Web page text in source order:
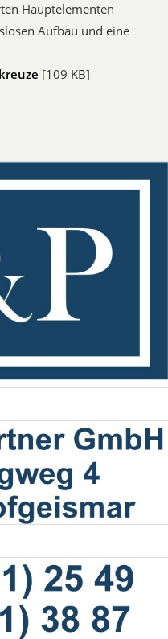
Hauptelementen
Aufbau und eine
[109 KB]